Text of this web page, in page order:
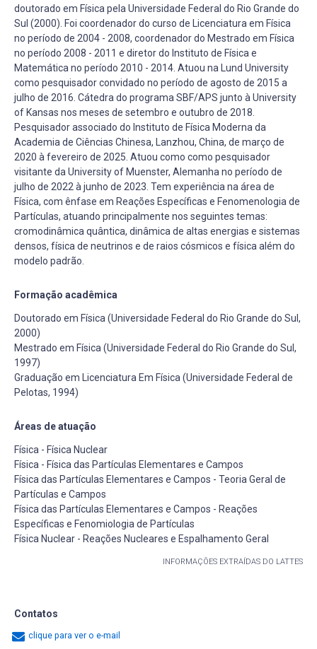
doutorado em Física pela Universidade Federal do Rio Grande do
Sul (2000). Foi coordenador do curso de Licenciatura em Física
no período de 2004 - 2008, coordenador do Mestrado em Física
no período 2008 - 2011 e diretor do Instituto de Física e
Matemática no período 2010 - 2014. Atuou na Lund University
como pesquisador convidado no período de agosto de 2015 a
julho de 2016. Cátedra do programa SBF/APS junto à University
of Kansas nos meses de setembro e outubro de 2018.
Pesquisador associado do Instituto de Física Moderna da
Academia de Ciências Chinesa, Lanzhou, China, de março de
2020 à fevereiro de 2025. Atuou como como pesquisador
visitante da University of Muenster, Alemanha no período de
julho de 2022 à junho de 2023. Tem experiência na área de
Física, com ênfase em Reações Específicas e Fenomenologia de
Partículas, atuando principalmente nos seguintes temas:
cromodinâmica quântica, dinâmica de altas energias e sistemas
densos, física de neutrinos e de raios cósmicos e física além do
modelo padrão.
Formação acadêmica
Doutorado em Física (Universidade Federal do Rio Grande do Sul,
2000)
Mestrado em Física (Universidade Federal do Rio Grande do Sul,
1997)
Graduação em Licenciatura Em Física (Universidade Federal de
Pelotas, 1994)
Áreas de atuação
Física - Física Nuclear
Física - Física das Partículas Elementares e Campos
Física das Partículas Elementares e Campos - Teoria Geral de
Partículas e Campos
Física das Partículas Elementares e Campos - Reações
Específicas e Fenomiologia de Partículas
Física Nuclear - Reações Nucleares e Espalhamento Geral
INFORMAÇÕES EXTRAÍDAS DO LATTES
Contatos
clique para ver o e-mail